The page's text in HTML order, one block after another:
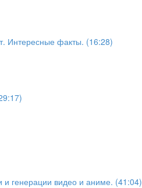
Интересные факты. (16:28)
и генерации видео и аниме. (41:04)